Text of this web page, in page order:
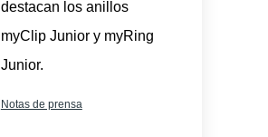
destacan los anillos
myClip Junior y myRing
Junior.
Notas de prensa